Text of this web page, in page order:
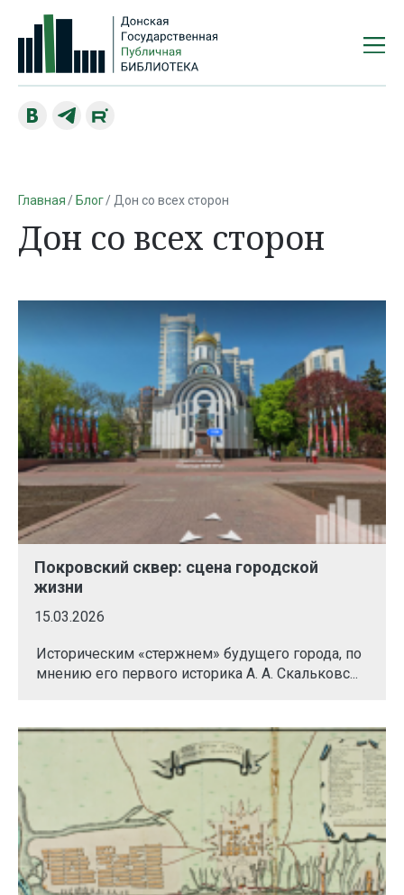
Главная Блог Дон со всех сторон
Дон со всех сторон
Покровский сквер: сцена городской
жизни
15.03.2026
Историческим «стержнем» будущего города, по
мнению его первого историка А. А. Скальковс...